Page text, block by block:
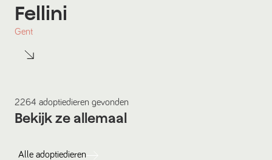
Fellini
Gent
2264 adoptiedieren gevonden
Bekijk ze allemaal
Alle adoptiedieren